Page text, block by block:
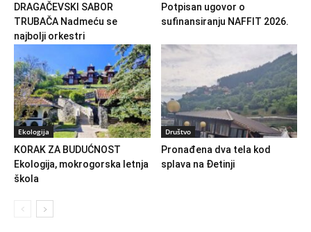
DRAGAČEVSKI SABOR
TRUBAČA Nadmeću se
najbolji orkestri
Potpisan ugovor o
sufinansiranju NAFFIT 2026.
Ekologija
KORAK ZA BUDUĆNOST
Ekologija, mokrogorska letnja
škola
Društvo
Pronađena dva tela kod
splava na Đetinji